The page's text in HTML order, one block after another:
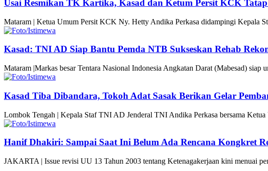
Usai Resmikan TK Kartika, Kasad dan Ketum Persit KCK
Mataram | Ketua Umum Persit KCK Ny. Hetty Andika Perkasa didampingi Kepala
Kasad: TNI AD Siap Bantu Pemda NTB Sukseskan Rehab
Mataram |Markas besar Tentara Nasional Indonesia Angkatan Darat (Mabesad)
Kasad Tiba Dibandara, Tokoh Adat Sasak Berikan Gelar
Lombok Tengah | Kepala Staf TNI AD Jenderal TNI Andika Perkasa bersama
Hanif Dhakiri: Sampai Saat Ini Belum Ada Rencana Kongkret
JAKARTA | Issue revisi UU 13 Tahun 2003 tentang Ketenagakerjaan kini menuai